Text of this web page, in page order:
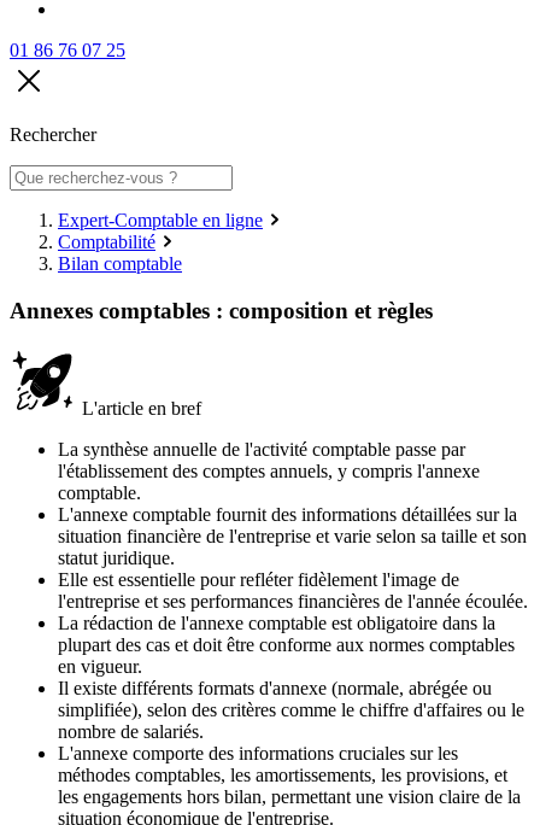
01 86 76 07 25
Rechercher
Expert-Comptable en ligne
Comptabilité
Bilan comptable
Annexes comptables : composition et règles
L'article en bref
La synthèse annuelle de l'activité comptable passe par
l'établissement des comptes annuels, y compris l'annexe
comptable.
L'annexe comptable fournit des informations détaillées sur la
situation financière de l'entreprise et varie selon sa taille et son
statut juridique.
Elle est essentielle pour refléter fidèlement l'image de
l'entreprise et ses performances financières de l'année écoulée.
La rédaction de l'annexe comptable est obligatoire dans la
plupart des cas et doit être conforme aux normes comptables
en vigueur.
Il existe différents formats d'annexe (normale, abrégée ou
simplifiée), selon des critères comme le chiffre d'affaires ou le
nombre de salariés.
L'annexe comporte des informations cruciales sur les
méthodes comptables, les amortissements, les provisions, et
les engagements hors bilan, permettant une vision claire de la
situation économique de l'entreprise.